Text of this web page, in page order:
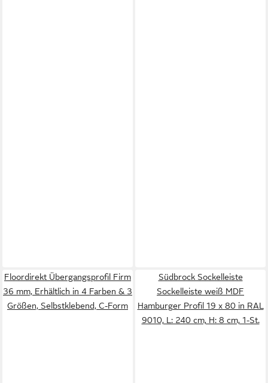
Floordirekt Übergangsprofil Firm
36 mm, Erhältlich in 4 Farben & 3
Größen, Selbstklebend, C-Form
Südbrock Sockelleiste
Sockelleiste weiß MDF
Hamburger Profil 19 x 80 in RAL
9010, L: 240 cm, H: 8 cm, 1-St.